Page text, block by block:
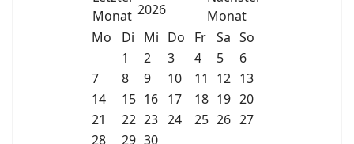
2026
Mo
Di Mi Do Fr Sa So
1
2 3 4 5
6
7
8 9 10 11 12 13
14
15 16 17 18 19 20
21
22 23 24 25 26 27
28
29 30